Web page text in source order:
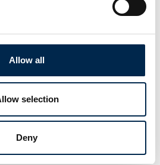
Allow all
selection
Deny
fagmesse for alle med rødder i
nye services og nye idéer er
fagfolk fra transportbranchen lagt